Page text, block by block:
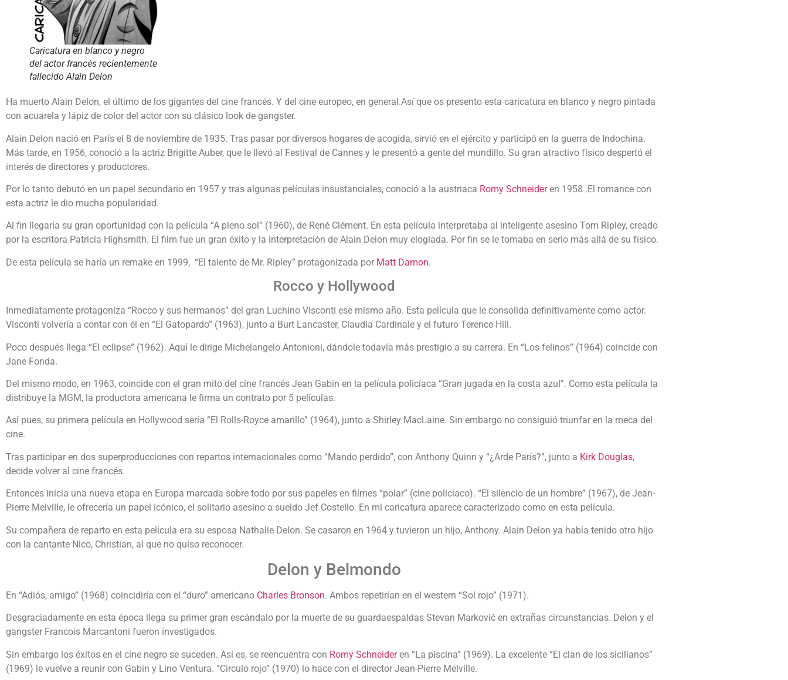
Caricatura en blanco y negro
del actor francés recientemente
fallecido Alain Delon
Ha muerto Alain Delon, el último de los gigantes del cine francés. Y del cine europeo, en general.Así que os presento esta caricatura en blanco y negro pintada
con acuarela y lápiz de color del actor con su clásico look de gangster.
Alain Delon nació en París el 8 de noviembre de 1935. Tras pasar por diversos hogares de acogida, sirvió en el ejército y participó en la guerra de Indochina.
Más tarde, en 1956, conoció a la actriz Brigitte Auber, que le llevó al Festival de Cannes y le presentó a gente del mundillo. Su gran atractivo físico despertó el
interés de directores y productores.
Por lo tanto debutó en un papel secundario en 1957 y tras algunas películas insustanciales, conoció a la austriaca Romy Schneideren 1958 .El romance con
esta actriz le dio mucha popularidad.
Al fin llegaría su gran oportunidad con la película “A pleno sol” (1960), de René Clément. En esta película interpretaba al inteligente asesino Tom Ripley, creado
por la escritora Patricia Highsmith. El film fue un gran éxito y la interpretación de Alain Delon muy elogiada. Por fin se le tomaba en serio más allá de su físico.
De esta película se haría un remake en 1999, “El talento de Mr. Ripley” protagonizada por Matt Damon.
Rocco y Hollywood
Inmediatamente protagoniza “Rocco y sus hermanos” del gran Luchino Visconti ese mismo año. Esta película que le consolida definitivamente como actor.
Visconti volvería a contar con él en “El Gatopardo” (1963), junto a Burt Lancaster, Claudia Cardinale y el futuro Terence Hill.
Poco después llega “El eclipse” (1962). Aquí le dirige Michelangelo Antonioni, dándole todavía más prestigio a su carrera. En “Los felinos” (1964) coincide con
Jane Fonda.
Del mismo modo, en 1963, coincide con el gran mito del cine francés Jean Gabin en la película policíaca “Gran jugada en la costa azul”. Como esta película la
distribuye la MGM, la productora americana le firma un contrato por 5 películas.
Así pues, su primera película en Hollywood sería “El Rolls-Royce amarillo” (1964), junto a Shirley MacLaine. Sin embargo no consiguió triunfar en la meca del
cine.
Tras participar en dos superproducciones con repartos internacionales como “Mando perdido”, con Anthony Quinn y “¿Arde París?”, junto a Kirk Douglas,
decide volver al cine francés.
Entonces inicia una nueva etapa en Europa marcada sobre todo por sus papeles en filmes “polar” (cine policíaco). “El silencio de un hombre” (1967), de Jean-
Pierre Melville, le ofrecería un papel icónico, el solitario asesino a sueldo Jef Costello. En mi caricatura aparece caracterizado como en esta película.
Su compañera de reparto en esta película era su esposa Nathalie Delon. Se casaron en 1964 y tuvieron un hijo, Anthony. Alain Delon ya había tenido otro hijo
con la cantante Nico, Christian, al que no quiso reconocer.
Delon y Belmondo
En “Adiós, amigo” (1968) coincidiría con el “duro” americano Charles Bronson. Ambos repetirían en el western “Sol rojo” (1971).
Desgraciadamente en esta época llega su primer gran escándalo por la muerte de su guardaespaldas Stevan Marković en extrañas circunstancias. Delon y el
gangster Francois Marcantoni fueron investigados.
Sin embargo los éxitos en el cine negro se suceden. Así es, se reencuentra con Romy Schneideren “La piscina” (1969). La excelente “El clan de los sicilianos”
(1969) le vuelve a reunir con Gabin y Lino Ventura. “Círculo rojo” (1970) lo hace con el director Jean-Pierre Melville.